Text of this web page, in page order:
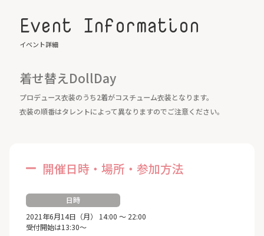
Event Information
イベント詳細
着せ替えDollDay
プロデュース衣装のうち2着がコスチューム衣装となります。
衣装の順番はタレントによって異なりますのでご注意ください。
開催日時・場所・参加方法
日時
2021年6月14日（月） 14:00 ～ 22:00
受付開始は13:30～